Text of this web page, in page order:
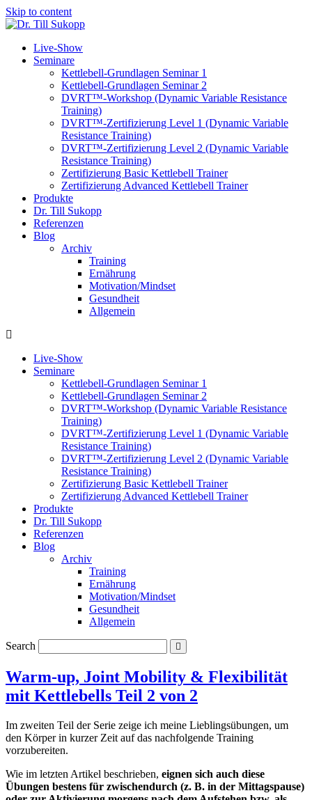
Skip to content
Live-Show
Seminare
Kettlebell-Grundlagen Seminar 1
Kettlebell-Grundlagen Seminar 2
DVRT™-Workshop (Dynamic Variable Resistance
Training)
DVRT™-Zertifizierung Level 1 (Dynamic Variable
Resistance Training)
DVRT™-Zertifizierung Level 2 (Dynamic Variable
Resistance Training)
Zertifizierung Basic Kettlebell Trainer
Zertifizierung Advanced Kettlebell Trainer
Produkte
Dr. Till Sukopp
Referenzen
Blog
Archiv
Training
Ernährung
Motivation/Mindset
Gesundheit
Allgemein
Live-Show
Seminare
Kettlebell-Grundlagen Seminar 1
Kettlebell-Grundlagen Seminar 2
DVRT™-Workshop (Dynamic Variable Resistance
Training)
DVRT™-Zertifizierung Level 1 (Dynamic Variable
Resistance Training)
DVRT™-Zertifizierung Level 2 (Dynamic Variable
Resistance Training)
Zertifizierung Basic Kettlebell Trainer
Zertifizierung Advanced Kettlebell Trainer
Produkte
Dr. Till Sukopp
Referenzen
Blog
Archiv
Training
Ernährung
Motivation/Mindset
Gesundheit
Allgemein
Search
Warm-up, Joint Mobility & Flexibilität
mit Kettlebells Teil 2 von 2
Im zweiten Teil der Serie zeige ich meine Lieblingsübungen, um
den Körper in kurzer Zeit auf das nachfolgende Training
vorzubereiten.
Wie im letzten Artikel beschrieben, eignen sich auch diese
Übungen bestens für zwischendurch (z. B. in der Mittagspause)